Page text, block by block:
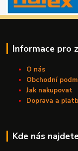
Informace pro
O nás
Obchodní
Jak nakupovat
Doprava a
Kde nás